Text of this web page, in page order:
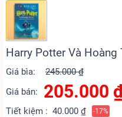
Harry Potter Và Hoàng
Giá bìa:
245.000 ₫
Giá bán:
205.000
Tiết kiệm : 40.000 ₫ -17%